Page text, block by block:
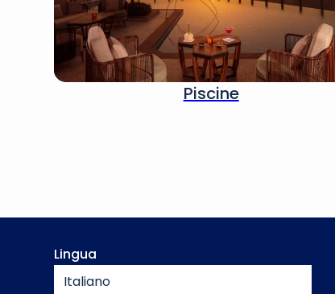
Piscine
Lingua
Italiano